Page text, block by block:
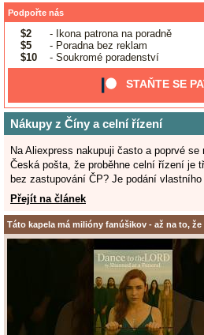
Podpořte nás
$2
- Ikona patrona na poradně
$5
- Poradna bez reklam
$10
- Soukromé poradenství
STAŇTE SE
Nákupy z Číny a celní řízení
Na Aliexpress nakupuji často a poprvé
Česká pošta, že proběhne celní řízení je
bez zastupování ČP? Je podání
Přejít na článek
Táto kapela má milióny fanúšikov - až na to,